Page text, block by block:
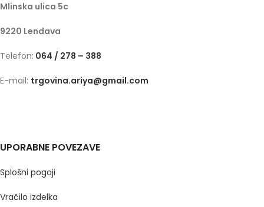
Mlinska ulica 5c
9220 Lendava
Telefon: 064 / 278 – 388
E-mail: trgovina.ariya@gmail.com
UPORABNE POVEZAVE
Splošni pogoji
Vračilo izdelka